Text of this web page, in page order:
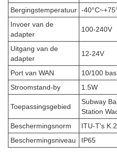
Bergingstemperatuur -
Invoer van de
adapter
100-240V
Uitgang van de
adapter
12-24V
Port van WAN
10/100
Stroomstand-by
1.5W
Toepassingsgebied
Subway
Station
Beschermingsnorm
ITU-T's
Beschermingsniveau
IP65